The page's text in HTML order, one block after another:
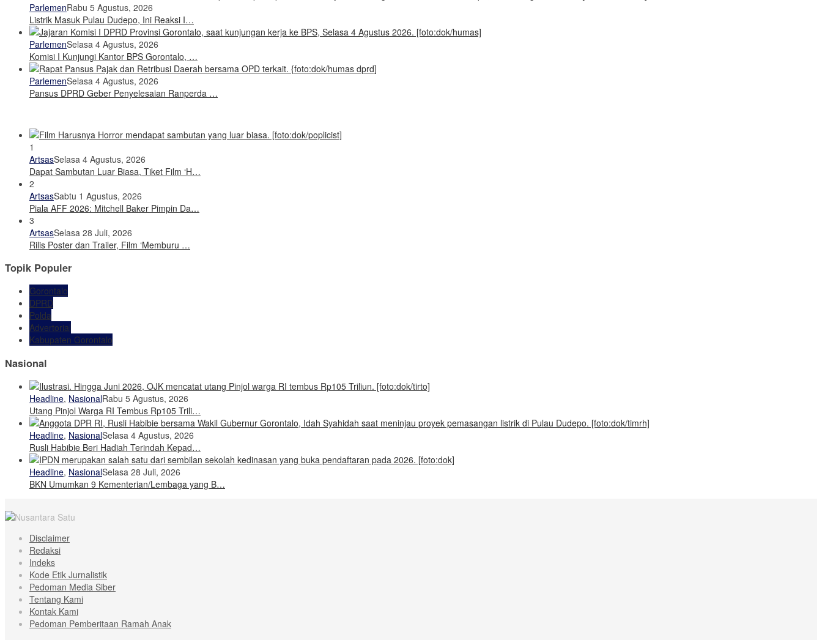
ParlemenRabu 5 Agustus, 2026
Listrik Masuk Pulau Dudepo, Ini Reaksi I…
ParlemenSelasa 4 Agustus, 2026
Komisi I Kunjungi Kantor BPS Gorontalo, …
ParlemenSelasa 4 Agustus, 2026
Pansus DPRD Geber Penyelesaian Ranperda …
1
ArtsasSelasa 4 Agustus, 2026
Dapat Sambutan Luar Biasa, Tiket Film ‘H…
2
ArtsasSabtu 1 Agustus, 2026
Piala AFF 2026: Mitchell Baker Pimpin Da…
3
ArtsasSelasa 28 Juli, 2026
Rilis Poster dan Trailer, Film ‘Memburu …
Topik Populer
Gorontalo
DPRD
Polda
Advertorial
Kabupaten Gorontalo
Nasional
Headline, NasionalRabu 5 Agustus, 2026
Utang Pinjol Warga RI Tembus Rp105 Trili…
Headline, NasionalSelasa 4 Agustus, 2026
Rusli Habibie Beri Hadiah Terindah Kepad…
Headline, NasionalSelasa 28 Juli, 2026
BKN Umumkan 9 Kementerian/Lembaga yang B…
Disclaimer
Redaksi
Indeks
Kode Etik Jurnalistik
Pedoman Media Siber
Tentang Kami
Kontak Kami
Pedoman Pemberitaan Ramah Anak